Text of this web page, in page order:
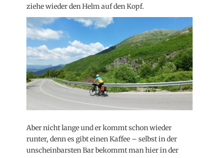
ziehe wieder den Helm auf den Kopf.
Aber nicht lange und er kommt schon wieder
runter, denn es gibt einen Kaffee – selbst in der
unscheinbarsten Bar bekommt man hier in der